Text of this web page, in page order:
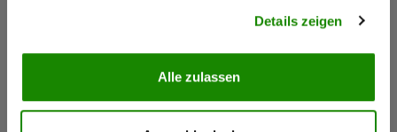
Details zeigen
Alle zulassen
Keine Aktionen, Angebote & Informationen mehr
5,50 €(Inkl. Mwst.)Gutschein